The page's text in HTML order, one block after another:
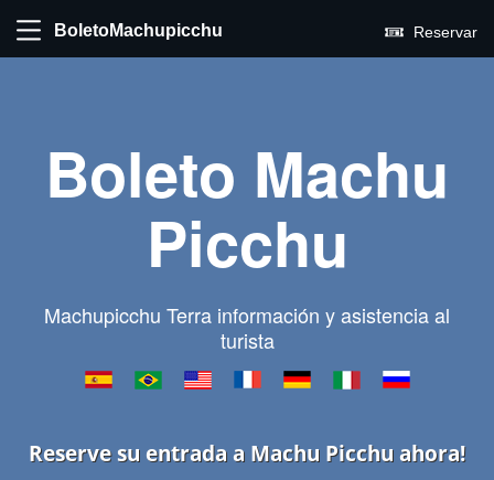
BoletoMachupicchu Reservar
Boleto Machu
Picchu
Machupicchu Terra información y asistencia al
turista
Reserve su entrada a Machu Picchu ahora!